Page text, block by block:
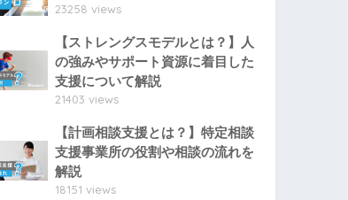
23258 views
【ストレングスモデルとは？】人
の強みやサポート資源に着目した
支援について解説
21403 views
【計画相談支援とは？】特定相談
支援事業所の役割や相談の流れを
解説
18151 views